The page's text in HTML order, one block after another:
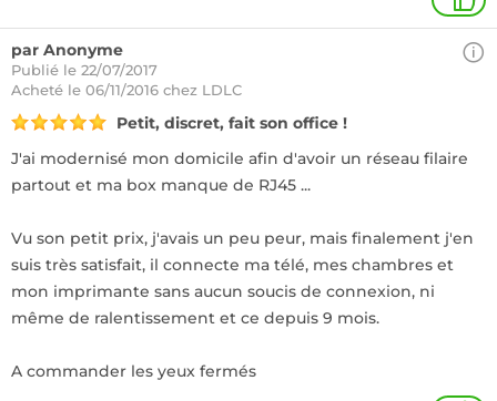
par Anonyme
Publié le 22/07/2017
Acheté le 06/11/2016 chez LDLC
Petit, discret, fait son office !
J'ai modernisé mon domicile afin d'avoir un réseau filaire
partout et ma box manque de RJ45 ...
Vu son petit prix, j'avais un peu peur, mais finalement j'en
suis très satisfait, il connecte ma télé, mes chambres et
mon imprimante sans aucun soucis de connexion, ni
même de ralentissement et ce depuis 9 mois.
A commander les yeux fermés